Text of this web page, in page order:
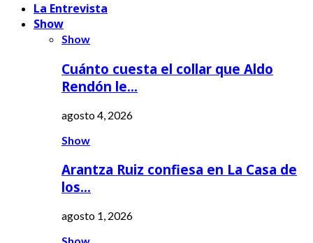
La Entrevista
Show
Show
Cuánto cuesta el collar que Aldo
Rendón le…
agosto 4, 2026
Show
Arantza Ruiz confiesa en La Casa de
los…
agosto 1, 2026